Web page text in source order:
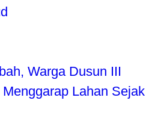
Warga Dusun III
Lahan Sejak